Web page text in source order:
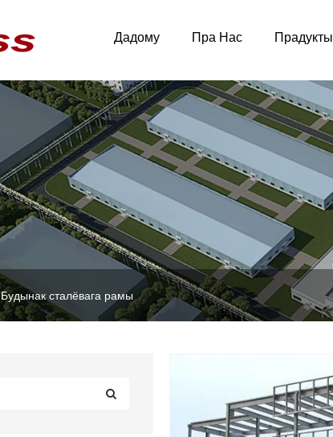
Дадому Пра Нас Прадукты
Будынак сталёвага рамы